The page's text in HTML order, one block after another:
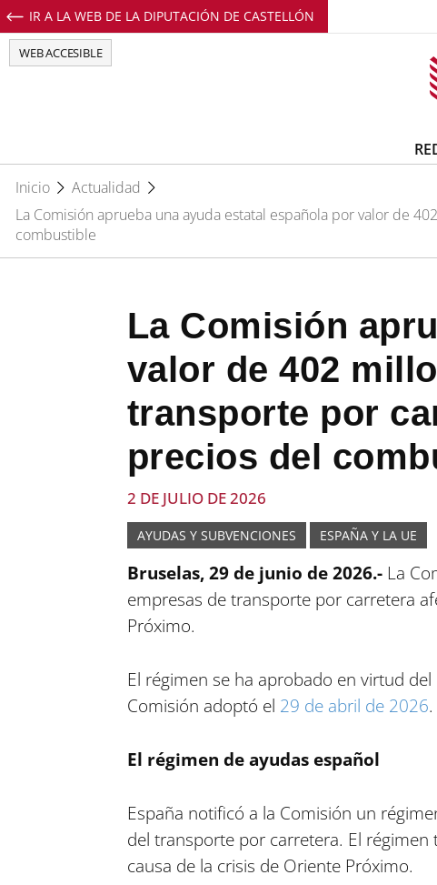
IR A LA WEB DE LA DIPUTACIÓN DE CASTELLÓN
WEB ACCESIBLE
Inicio
Actualidad
La Comisión aprueba una ayuda estatal española por valor de
combustible
La Comisión
valor de 402
transporte por
precios del
2 DE JULIO DE 2026
AYUDAS Y SUBVENCIONES ESPAÑA Y LA UE
Bruselas, 29 de junio de 2026.-La
empresas de transporte por carretera
Próximo.
El régimen se ha aprobado en virtud del
Comisión adoptó el 29 de abril de 2026.
El régimen de ayudas español
España notificó a la Comisión un
del transporte por carretera. El
causa de la crisis de Oriente Próximo.